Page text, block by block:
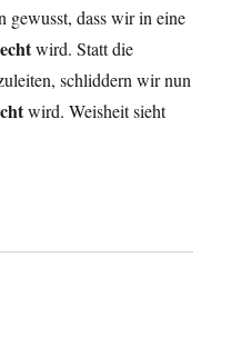
gewusst, dass wir in eine
wird. Statt die
schliddern wir nun
wird. Weisheit sieht